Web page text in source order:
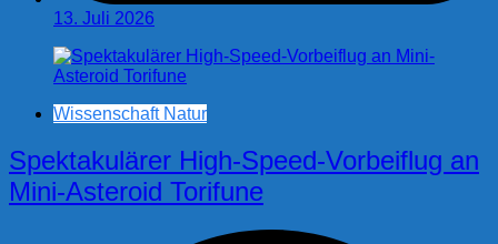
13. Juli 2026
Wissenschaft Natur
Spektakulärer High-Speed-Vorbeiflug an
Mini-Asteroid Torifune